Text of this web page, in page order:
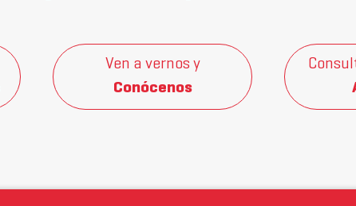
Ven a vernos y
Conócenos